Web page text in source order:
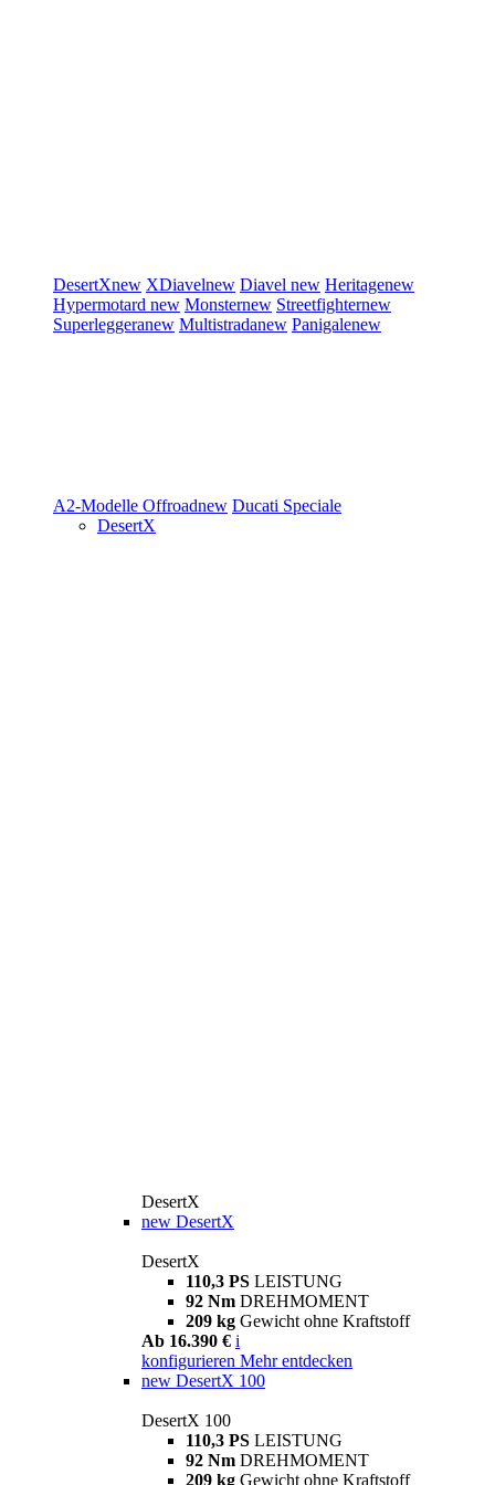
DesertXnew XDiavelnew Diavel new Heritagenew
Hypermotard new Monsternew Streetfighternew
Superleggeranew Multistradanew Panigalenew
A2-Modelle Offroadnew Ducati Speciale
DesertX
DesertX
new DesertX
DesertX
110,3 PS LEISTUNG
92 Nm DREHMOMENT
209 kg Gewicht ohne Kraftstoff
Ab 16.390 € i
konfigurieren Mehr entdecken
new DesertX 100
DesertX 100
110,3 PS LEISTUNG
92 Nm DREHMOMENT
209 kg Gewicht ohne Kraftstoff